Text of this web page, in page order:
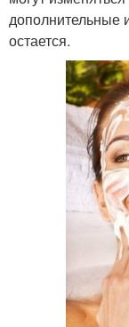
дополнительные
остается.